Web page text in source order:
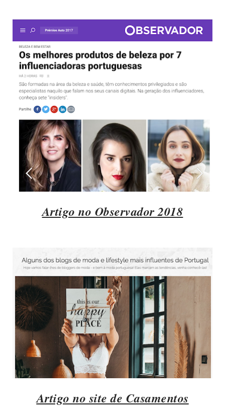
Artigo no Observador 2018
Artigo no site de Casamentos